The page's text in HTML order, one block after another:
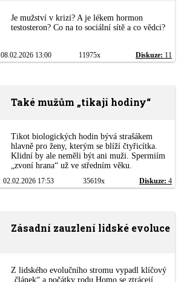
Je mužství v krizi? A je lékem hormon
testosteron? Co na to sociální sítě a co vědci?
08.02.2026 13:00 11975x Diskuze: 11
Také mužům „tikají hodiny“
Tikot biologických hodin bývá strašákem
hlavně pro ženy, kterým se blíží čtyřicítka.
Klidní by ale neměli být ani muži. Spermiím
„zvoní hrana“ už ve středním věku.
02.02.2026 17:53 35619x Diskuze: 4
Zásadní zauzlení lidské evoluce
Z lidského evolučního stromu vypadl klíčový
„článek“ a počátky rodu Homo se ztrácejí